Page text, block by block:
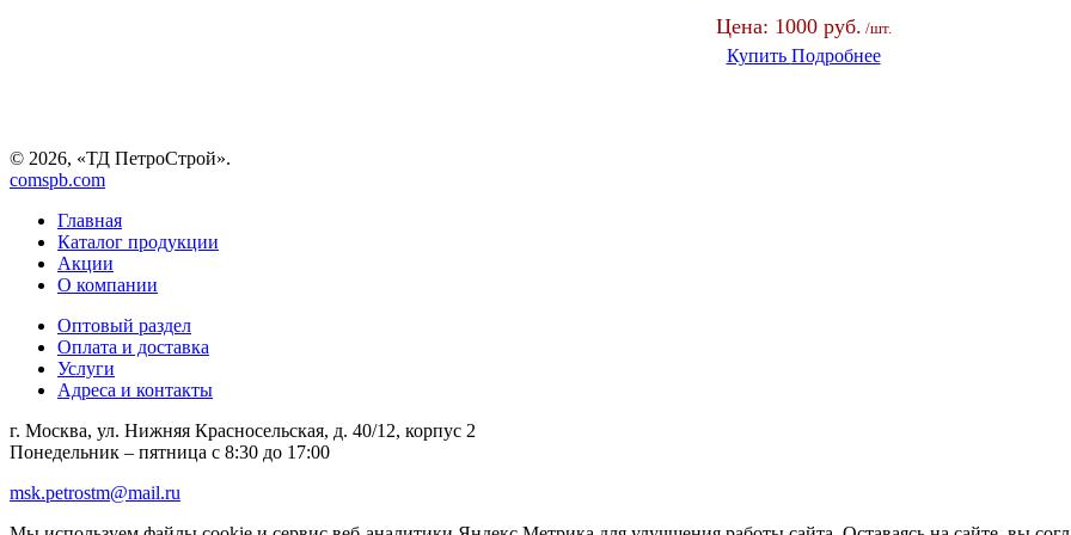
Цена: 1000 руб. /шт.
Купить Подробнее
© 2026, «ТД ПетроСтрой».
comspb.com
Главная
Каталог продукции
Акции
О компании
Оптовый раздел
Оплата и доставка
Услуги
Адреса и контакты
г. Москва, ул. Нижняя Красносельская, д. 40/12, корпус 2
Понедельник – пятница с 8:30 до 17:00
msk.petrostm@mail.ru